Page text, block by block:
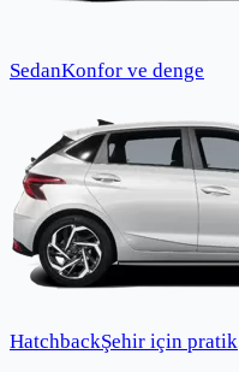
SedanKonfor ve denge
HatchbackŞehir için pratik